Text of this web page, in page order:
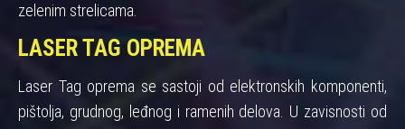
zelenim strelicama.
LASER TAG OPREMA
Laser Tag oprema se sastoji od elektronskih komponenti,
pištolja, grudnog, leđnog i ramenih delova. U zavisnosti od